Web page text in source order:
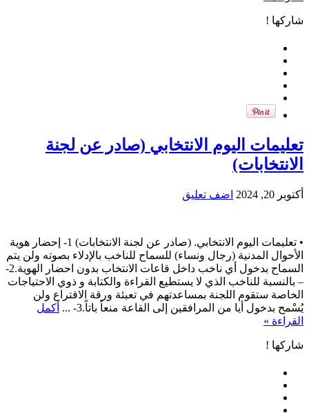
شاركها !
تعليمات اليوم الانتخابي (صادر عن لجنة
الانتخابات)
أكتوبر 20, 2024 اضف تعليق
• تعليمات اليوم الانتخابي. (صادر عن لجنة الانتخابات) 1- إحضار هوية
الأحوال المدنية (رجال ونساء) للسماح للناخب بالإدلاء بصوته ولن يتم
السماح بدخول أي ناخب داخل قاعات الانتخاب بدون احضار الهوية.2-
– بالنسبة للناخب الذي لا يستطيع القراءة والكتابة و ذوي الاحتياجات
الخاصة ستقوم اللجنة بمساعدتهم في تعبئة ورقة الاقتراع ولن
يُسْمح بدخول أيا من المرافقين إلى القاعة منعاً باتاً.3- ...
أكمل
القراءة »
شاركها !